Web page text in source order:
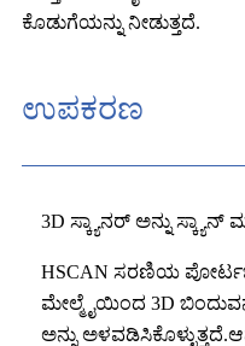
ಕೊಡುಗೆಯನ್ನು ನೀಡುತ್ತದೆ.
ಉಪಕರಣ
3D ಸ್ಕ್ಯಾನರ್ ಅನ್ನು ಸ್ಕ್ಯಾನ್
HSCAN ಸರಣಿಯ
ಮೇಲ್ಮೈಯಿಂದ 3D
ಅನ್ನು